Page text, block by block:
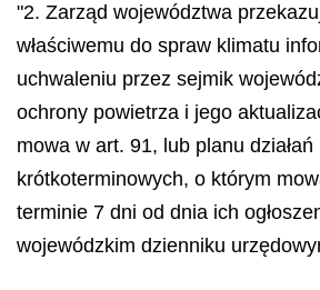
"2. Zarząd województwa
właściwemu do spraw klimatu
uchwaleniu przez sejmik
ochrony powietrza i jego
mowa w art. 91, lub planu działań
krótkoterminowych, o którym
terminie 7 dni od dnia ich
wojewódzkim dzienniku